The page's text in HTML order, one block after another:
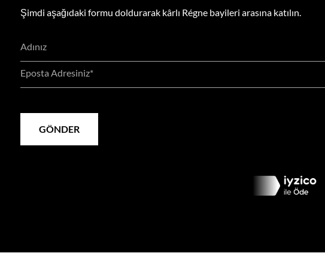
Şimdi aşağıdaki formu doldurarak kârlı Régne bayileri arasına katılın.